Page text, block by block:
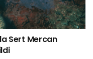
Sert Mercan